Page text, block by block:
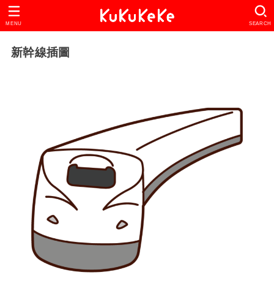
SEARCH
MENU
新幹線插圖